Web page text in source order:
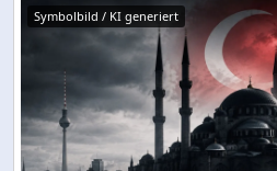
Symbolbild / KI generiert